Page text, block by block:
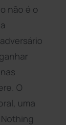
não é o
O
uma